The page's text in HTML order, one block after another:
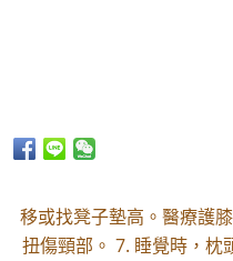
移或找凳子墊高。醫療護
扭傷頸部。 7. 睡覺時，枕